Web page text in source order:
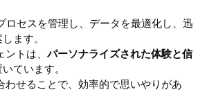
ロセスを管理し、データを最適化し、迅
ます。
ントは、パーソナライズされた体験と信
ています。
わせることで、効率的で思いやりがあ